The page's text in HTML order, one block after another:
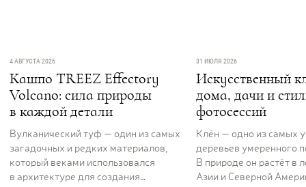
4 АВГУСТА 2026
Кашпо TREEZ Effectory
Volcano: сила природы
в каждой детали
Вулканический туф — один из самых
загадочных и редких материалов,
который веками использовался
в архитектуре для создания
31 ИЮЛЯ 2026
Искусственный
дома, дачи и
фотосессий
Клён — одно из самых
деревьев умеренного
В природе он растёт в
Азии и Северной